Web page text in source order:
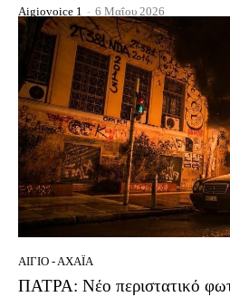
Aigiovoice 1 - 6 Μαΐου 2026
ΑΊΓΙΟ - ΑΧΑΪ́Α
ΠΑΤΡΑ: Νέο περιστατικό